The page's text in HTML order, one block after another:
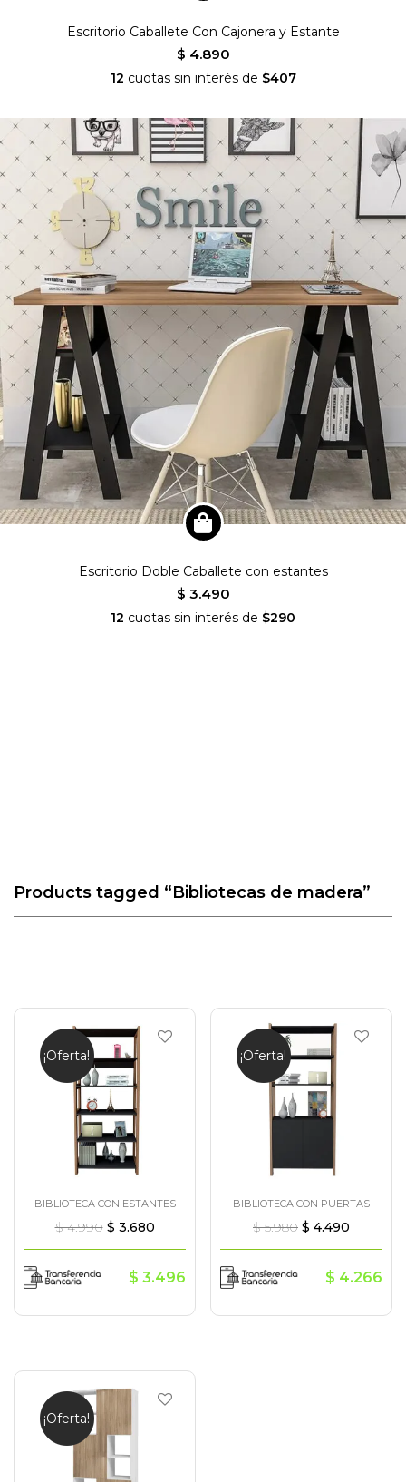
Escritorio Caballete Con Cajonera y Estante
$ 4.890
12 cuotas sin interés de $407
Escritorio Doble Caballete con estantes
$ 3.490
12 cuotas sin interés de $290
Products tagged “Bibliotecas de madera”
¡Oferta!
BIBLIOTECA CON ESTANTES
$4.990 $ 3.680
$ 3.496
¡Oferta!
BIBLIOTECA CON PUERTAS
$5.980 $ 4.490
$ 4.266
¡Oferta!